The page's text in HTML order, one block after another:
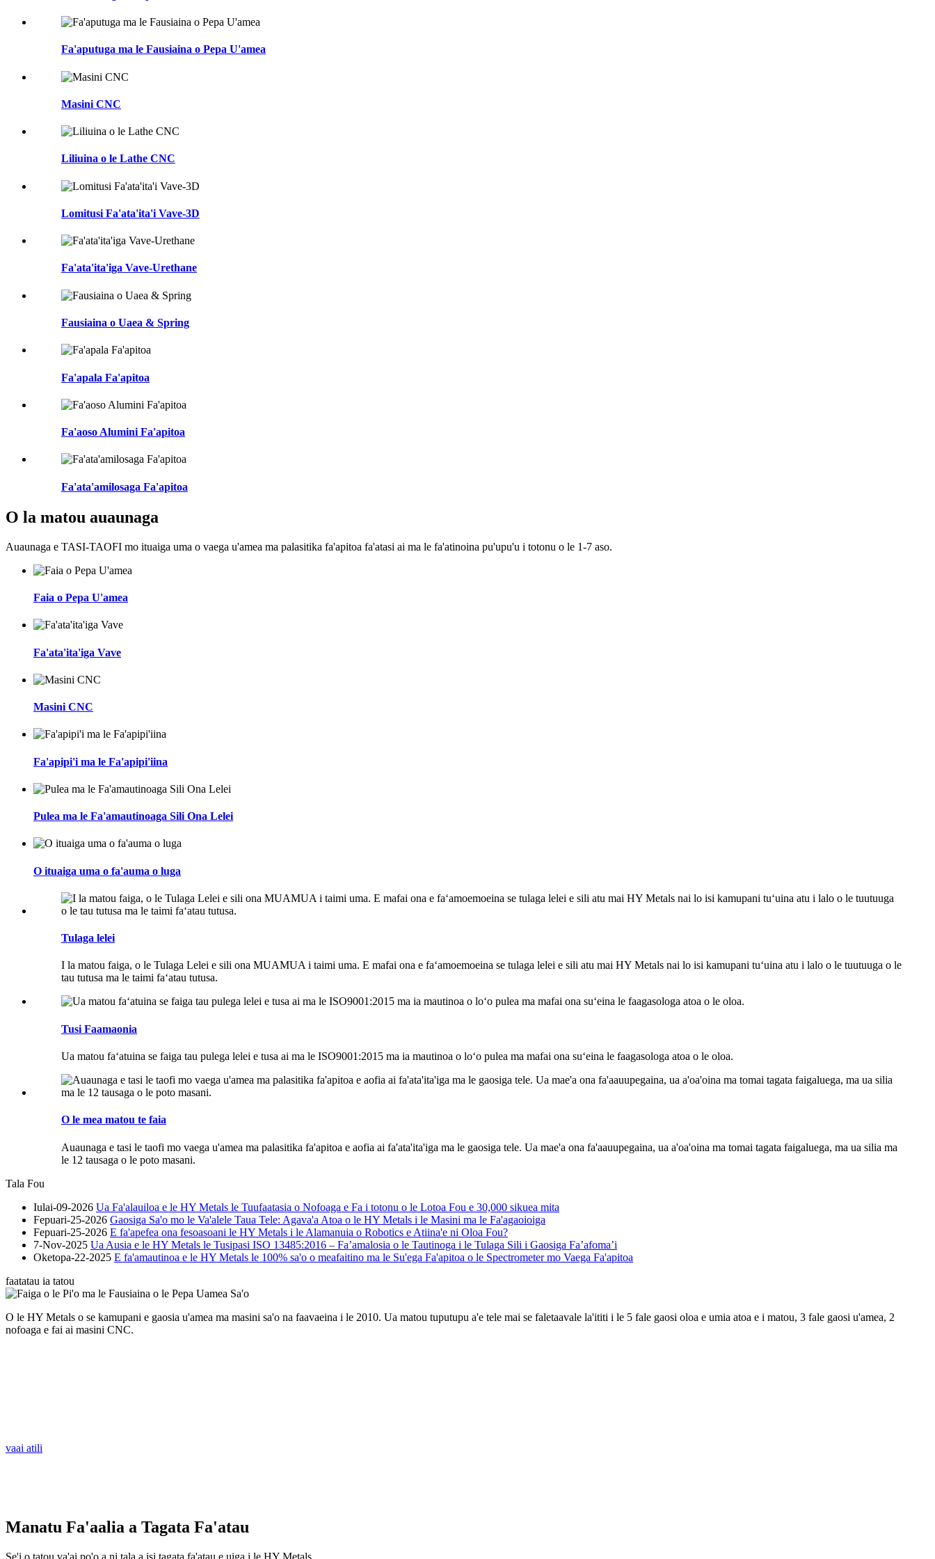
Fa'aputuga ma le Fausiaina o Pepa U'amea
Masini CNC
Liliuina o le Lathe CNC
Lomitusi Fa'ata'ita'i Vave-3D
Fa'ata'ita'iga Vave-Urethane
Fausiaina o Uaea & Spring
Fa'apala Fa'apitoa
Fa'aoso Alumini Fa'apitoa
Fa'ata'amilosaga Fa'apitoa
O la matou auaunaga
Auaunaga e TASI-TAOFI mo ituaiga uma o vaega u'amea ma palasitika fa'apitoa fa'atasi ai ma le fa'atinoina pu'upu'u i totonu o le 1-7 aso.
Faia o Pepa U'amea
Fa'ata'ita'iga Vave
Masini CNC
Fa'apipi'i ma le Fa'apipi'iina
Pulea ma le Fa'amautinoaga Sili Ona Lelei
O ituaiga uma o fa'auma o luga
Tulaga lelei
I la matou faiga, o le Tulaga Lelei e sili ona MUAMUA i taimi uma. E mafai ona e faʻamoemoeina se tulaga lelei e sili atu mai HY Metals nai lo isi kamupani tuʻuina atu i lalo o le tuutuuga o le
tau tutusa ma le taimi faʻatau tutusa.
Tusi Faamaonia
Ua matou faʻatuina se faiga tau pulega lelei e tusa ai ma le ISO9001:2015 ma ia mautinoa o loʻo pulea ma mafai ona suʻeina le faagasologa atoa o le oloa.
O le mea matou te faia
Auaunaga e tasi le taofi mo vaega u'amea ma palasitika fa'apitoa e aofia ai fa'ata'ita'iga ma le gaosiga tele. Ua mae'a ona fa'aauupegaina, ua a'oa'oina ma tomai tagata faigaluega, ma ua silia ma
le 12 tausaga o le poto masani.
Tala Fou
Iulai-09-2026 Ua Fa'alauiloa e le HY Metals le Tuufaatasia o Nofoaga e Fa i totonu o le Lotoa Fou e 30,000 sikuea mita
Fepuari-25-2026 Gaosiga Sa'o mo le Va'alele Taua Tele: Agava'a Atoa o le HY Metals i le Masini ma le Fa'agaoioiga
Fepuari-25-2026 E fa'apefea ona fesoasoani le HY Metals i le Alamanuia o Robotics e Atiina'e ni Oloa Fou?
7-Nov-2025 Ua Ausia e le HY Metals le Tusipasi ISO 13485:2016 – Fa’amalosia o le Tautinoga i le Tulaga Sili i Gaosiga Fa’afoma’i
Oketopa-22-2025 E fa'amautinoa e le HY Metals le 100% sa'o o meafaitino ma le Su'ega Fa'apitoa o le Spectrometer mo Vaega Fa'apitoa
faatatau ia tatou
O le HY Metals o se kamupani e gaosia u'amea ma masini sa'o na faavaeina i le 2010. Ua matou tuputupu a'e tele mai se faletaavale la'ititi i le 5 fale gaosi oloa e umia atoa e i matou, 3 fale gaosi u'amea, 2
nofoaga e fai ai masini CNC.
vaai atili
Manatu Fa'aalia a Tagata Fa'atau